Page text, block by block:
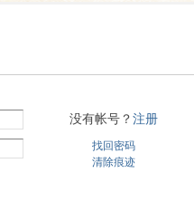
没有帐号？注册
找回密码
清除痕迹